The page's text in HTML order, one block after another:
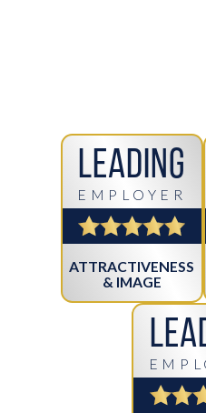
Leading
EMPLOYER
ATTRACTIVENESS
& IMAGE